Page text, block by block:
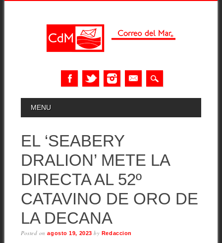
MAIN MENU
MENU
EL ‘SEABERY
DRALION’ METE LA
DIRECTA AL 52º
CATAVINO DE ORO DE
LA DECANA
Posted onagosto 19, 2023 by Redaccion